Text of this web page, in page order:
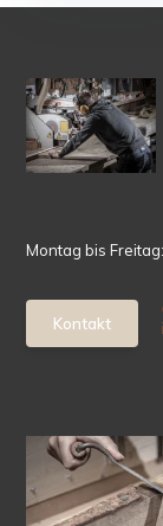
Montag bis
Kontakt